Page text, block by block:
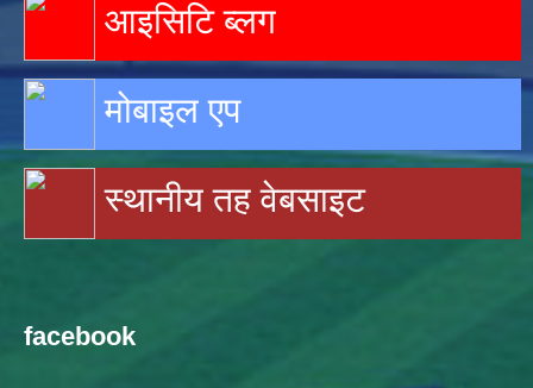
आइसिटि ब्लग
मोबाइल एप
स्थानीय तह वेबसाइट
facebook